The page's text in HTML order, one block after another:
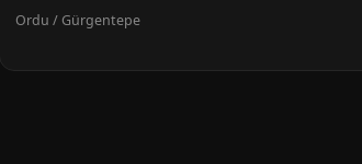
Ordu / Gürgentepe